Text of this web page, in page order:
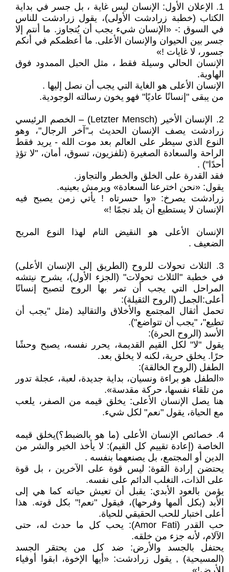
1. الإعلان الأول: الإنسان ليس غاية ، بل جسر في بداية
الكتاب (خطبة زرادشت الأولى)، يقول زرادشت للناس
في السوق :- «الإنسان شيء يجب أن يُتجاوز. ما أنتم إلا
جسر بين الحيوان والإنسان الأعلى. ما أعظمكم في أنكم
جسور، لا غايات !»
الإنسان الحالي وسيلة فقط ، مثل الحبل الممدود فوق
الهاوية.
الإنسان الأعلى هو الغاية التي يجب أن نصل إليها .
من يبقى "إنسانًا عاديًا" فهو يخون رسالته الوجودية.
2. الإنسان الأخير (Letzter Mensch) – الخصم الرئيسي
زرادشت يصف الإنسان الحديث بـ"آخر الرجال"، وهو
النوع الذي سيطر على العالم بعد موت الله - يريد فقط
الراحة والسعادة الصغيرة (تلفزيون، تسوق، أمان، "لا تؤذِ
أحدًا") .
فقد القدرة على الخلق والخطر والتجاوز.
يقول: «نحن اخترعنا السعادة» ويرمش بعينيه.
زرادشت يصرخ: «وا حسرتاه ! يأتي زمن يصبح فيه
الإنسان لا يستطيع أن يلد نجمًا !»
الإنسان الأعلى هو النقيض التام لهذا النوع المريح
الضعيف .
3. الثلاث تحولات للروح (الطريق إلى الإنسان الأعلى)
في خطبة "الثلاث تحولات" (الجزء الأول)، يشرح نيتشه
المراحل التي يجب أن تمر بها الروح لتصبح إنسانًا
أعلى:الجمل (الروح الثقيلة):
تحمل أثقال المجتمع والأخلاق والتقاليد (مثل "يجب أن
تطيع"، "يجب أن تتواضع").
الأسد (الروح الحرة):
يقول "لا" لكل القيم القديمة، يحرر نفسه، يصبح وحشًا
حرًا. يخلق حرية، لكنه لا يخلق بعد.
الطفل (الروح الخالقة):
«الطفل هو براءة ونسيان، بداية جديدة، لعبة، عجلة تدور
من تلقاء نفسها، حركة مقدسة».
هنا يصل الإنسان الأعلى: يخلق قيمه من الصفر، يلعب
مع الحياة، يقول "نعم" لكل شيء.
4. خصائص الإنسان الأعلى (ما هو بالضبط؟)يخلق قيمه
الخاصة (إعادة تقييم كل القيم): لا يأخذ الخير والشر من
الدين أو المجتمع، بل يصنعهما بنفسه .
يحتضن إرادة القوة: ليس قوة على الآخرين ، بل قوة
على الذات، التغلب الدائم على نفسه.
يؤمن بالعود الأبدي: يقبل أن تعيش حياته كما هي إلى
الأبد (بكل ألمها وفرحها)، فيقول "نعم!" بكل قوته. هذا
أعلى اختبار للحب الحقيقي للحياة.
حب القدر (Amor Fati): يحب كل ما حدث له، حتى
الآلام، لأنه جزء من خلقه.
يحتفل بالجسد والأرض: ضد كل من يحتقر الجسد
(المسيحية) , يقول زرادشت: «أيها الإخوة، ابقوا أوفياء